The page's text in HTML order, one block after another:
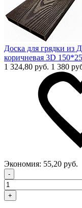
Доска для грядки из
коричневая 3D
1 324,80 руб. 1 380
Экономия: 55,20 руб.
-
+